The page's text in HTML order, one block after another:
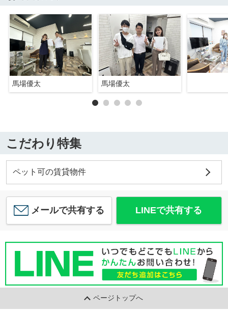
馬場優太 馬場優太
こだわり特集
ペット可の賃貸物件
メールで共有する LINEで共有する
ページトップへ